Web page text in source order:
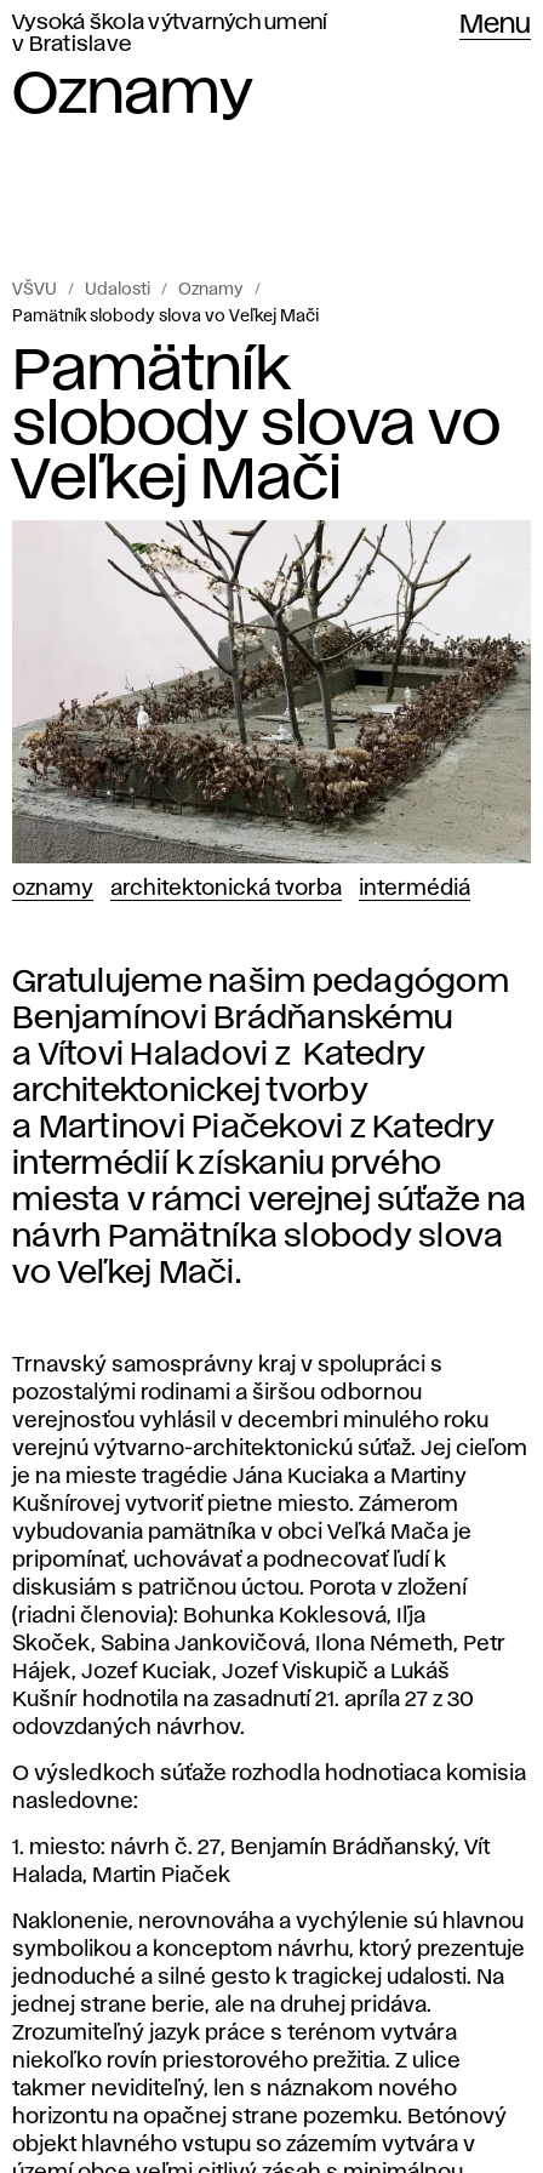
Vysoká škola výtvarných umení
v Bratislave
Menu
Oznamy
VŠVU Udalosti
Oznamy
Pamätník slobody slova vo Veľkej Mači
Pamätník
slobody slova vo
Veľkej Mači
oznamy architektonická tvorba intermédiá
Gratulujeme našim pedagógom
Benjamínovi Brádňanskému
a Vítovi Haladovi z Katedry
architektonickej tvorby
a Martinovi Piačekovi z Katedry
intermédií k získaniu prvého
miesta v rámci verejnej súťaže na
návrh Pamätníka slobody slova
vo Veľkej Mači.
Trnavský samosprávny kraj v spolupráci s
pozostalými rodinami a širšou odbornou
verejnosťou vyhlásil v decembri minulého roku
verejnú výtvarno-architektonickú súťaž. Jej cieľom
je na mieste tragédie Jána Kuciaka a Martiny
Kušnírovej vytvoriť pietne miesto. Zámerom
vybudovania pamätníka v obci Veľká Mača je
pripomínať, uchovávať a podnecovať ľudí k
diskusiám s patričnou úctou. Porota v zložení
(riadni členovia): Bohunka Koklesová, Iľja
Skoček, Sabina Jankovičová, Ilona Németh, Petr
Hájek, Jozef Kuciak, Jozef Viskupič a Lukáš
Kušnír hodnotila na zasadnutí 21. apríla 27 z 30
odovzdaných návrhov.
O výsledkoch súťaže rozhodla hodnotiaca komisia
nasledovne:
1. miesto: návrh č. 27, Benjamín Brádňanský, Vít
Halada, Martin Piaček
Naklonenie, nerovnováha a vychýlenie sú hlavnou
symbolikou a konceptom návrhu, ktorý prezentuje
jednoduché a silné gesto k tragickej udalosti. Na
jednej strane berie, ale na druhej pridáva.
Zrozumiteľný jazyk práce s terénom vytvára
niekoľko rovín priestorového prežitia. Z ulice
takmer neviditeľný, len s náznakom nového
horizontu na opačnej strane pozemku. Betónový
objekt hlavného vstupu so zázemím vytvára v